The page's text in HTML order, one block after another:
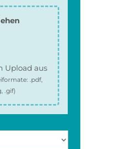
Upload aus
.pdf,
.gif)